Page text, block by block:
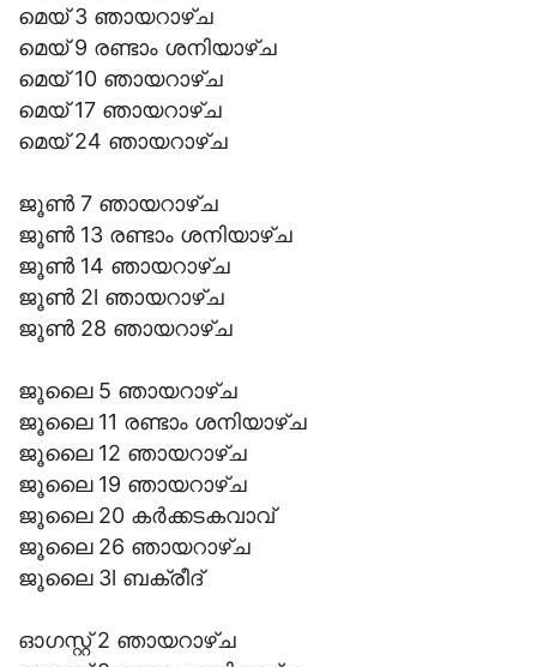
മെയ് 3 ഞായറാഴ്ച
മെയ് 9 രണ്ടാം ശനിയാഴ്ച
മെയ് 10 ഞായറാഴ്ച
മെയ് 17 ഞായറാഴ്ച
മെയ് 24 ഞായറാഴ്ച
ജൂൺ 7 ഞായറാഴ്ച
ജൂൺ 13 രണ്ടാം ശനിയാഴ്ച
ജൂൺ 14 ഞായറാഴ്ച
ജൂൺ 2l ഞായറാഴ്ച
ജൂൺ 28 ഞായറാഴ്ച
ജൂലൈ 5 ഞായറാഴ്ച
ജൂലൈ 11 രണ്ടാം ശനിയാഴ്ച
ജൂലൈ 12 ഞായറാഴ്ച
ജൂലൈ 19 ഞായറാഴ്ച
ജൂലൈ 20 കര്‍ക്കടകവാവ്
ജൂലൈ 26 ഞായറാഴ്ച
ജൂലൈ 3l ബക്രീദ്
ഓഗസ്റ്റ് 2 ഞായറാഴ്ച